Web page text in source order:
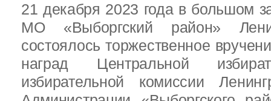
21 декабря 2023 года в большом
МО «Выборгский район»
состоялось торжественное
наград Центральной
избирательной комиссии